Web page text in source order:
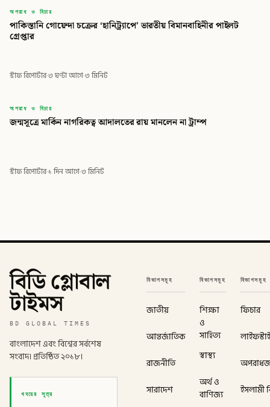
অপরাধ ও বিচার
পাকিস্তানি গোয়েন্দা চক্রের ‘হানিট্র্যাপে’ ভারতীয় বিমানবাহিনীর পাইলট
গ্রেপ্তার
স্টাফ রিপোর্টার·৩ ঘণ্টা আগে·৩ মিনিট
বিডি
বিডি গ্লোবাল টাইমস
অপরাধ ও বিচার
জন্মসূত্রে মার্কিন নাগরিকত্ব আদালতের রায় মানলেন না ট্রাম্প
স্টাফ রিপোর্টার·১ দিন আগে·৩ মিনিট
বিডি গ্লোবাল
টাইমস
BD GLOBAL TIMES
বাংলাদেশ এবং বিশ্বের সর্বশেষ
সংবাদ। প্রতিষ্ঠিত ২০১৮।
খবরের সূত্র
বিভাগসমূহ
জাতীয়
আন্তর্জাতিক
রাজনীতি
সারাদেশ
বিভাগসমূহ
শিক্ষা
ও
সাহিত্য
স্বাস্থ্য
অর্থ ও
বাণিজ্য
বিভাগসমূহ
ফিচার
ইসলামী